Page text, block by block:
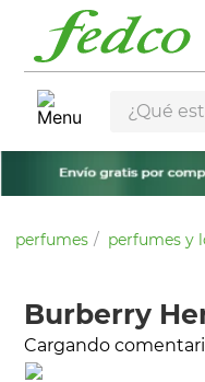
¿Qué
perfumes perfumes y
Burberry
Cargando